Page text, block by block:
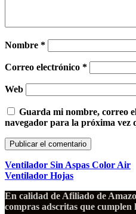
Nombre *
Correo electrónico *
Web
Guarda mi nombre, correo
navegador para la próxima vez
Ventilador Sin Aspas Color Air
Ventilador Hojas
En calidad de Afiliado de
compras adscritas que cumplen